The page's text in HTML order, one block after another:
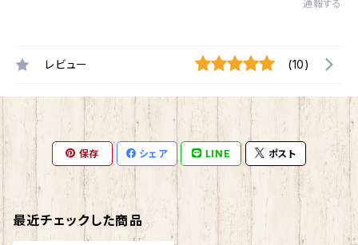
通報する
レビュー (10)
保存 シェア LINE ポスト
最近チェックした商品